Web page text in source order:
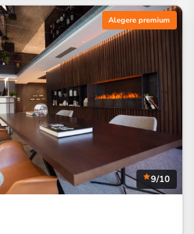
Alegere premium
9/10